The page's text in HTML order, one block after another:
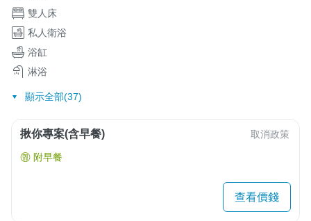
雙人床
私人衛浴
浴缸
淋浴
顯示全部(37)
揪你專案(含早餐) 取消政策
附早餐
查看價錢